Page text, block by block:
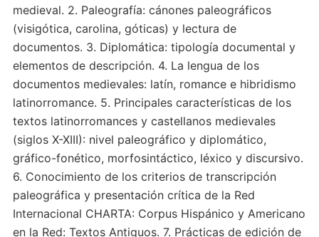
medieval. 2. Paleografía: cánones paleográficos
(visigótica, carolina, góticas) y lectura de
documentos. 3. Diplomática: tipología documental y
elementos de descripción. 4. La lengua de los
documentos medievales: latín, romance e hibridismo
latinorromance. 5. Principales características de los
textos latinorromances y castellanos medievales
(siglos X-XIII): nivel paleográfico y diplomático,
gráfico-fonético, morfosintáctico, léxico y discursivo.
6. Conocimiento de los criterios de transcripción
paleográfica y presentación crítica de la Red
Internacional CHARTA: Corpus Hispánico y Americano
en la Red: Textos Antiguos. 7. Prácticas de edición de